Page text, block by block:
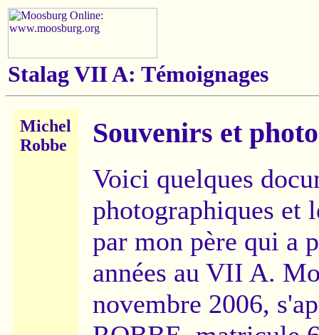
Stalag VII A: Témoignages
Michel
Robbe
Souvenirs et
Voici quelques
photographiques et
par mon père qui a
années au VII A.
novembre 2006,